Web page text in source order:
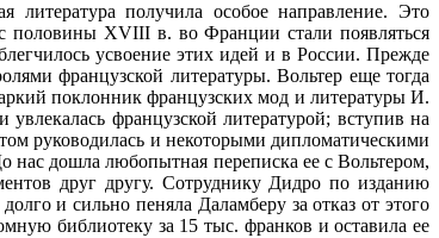
литература получила особое направление. Это
с половины XVIII в. во Франции стали появляться
усвоение этих идей и в России. Прежде
французской литературы. Вольтер еще тогда
поклонник французских мод и литературы И.
французской литературой; вступив на
руководилась и некоторыми дипломатическими
нас дошла любопытная переписка ее с Вольтером,
друг другу. Сотруднику Дидро по изданию
и сильно пеняла Даламберу за отказ от этого
библиотеку за 15 тыс. франков и оставила ее